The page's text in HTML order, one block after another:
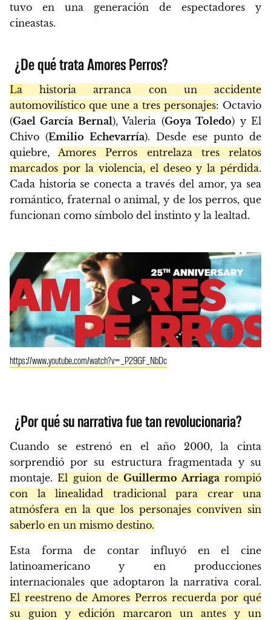
tuvo en una generación de espectadores y
cineastas.
¿De qué trata Amores Perros?
La historia arranca con un accidente
automovilístico que une a tres personajes: Octavio
(Gael García Bernal), Valeria (Goya Toledo) y El
Chivo (Emilio Echevarría). Desde ese punto de
quiebre, Amores Perros entrelaza tres relatos
marcados por la violencia, el deseo y la pérdida.
Cada historia se conecta a través del amor, ya sea
romántico, fraternal o animal, y de los perros, que
funcionan como símbolo del instinto y la lealtad.
https://www.youtube.com/watch?v=_P29GF_NbDc
¿Por qué su narrativa fue tan revolucionaria?
Cuando se estrenó en el año 2000, la cinta
sorprendió por su estructura fragmentada y su
montaje.El guion deGuillermo Arriaga rompió
con la linealidad tradicional para crear una
atmósfera en la que los personajes conviven sin
saberlo en un mismo destino.
Esta forma de contar influyó en el cine
latinoamericano y en producciones
internacionales que adoptaron la narrativa coral.
El reestreno de Amores Perros recuerda por qué
su guion y edición marcaron un antes y un